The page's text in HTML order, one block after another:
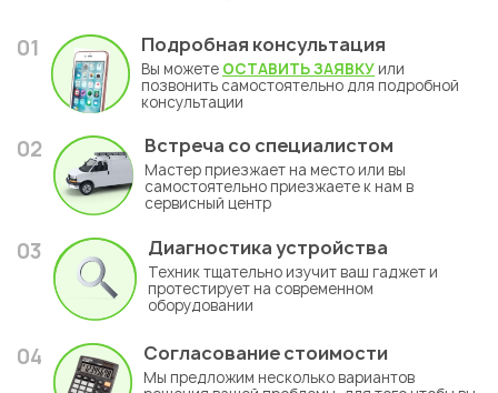
01 Подробная консультация
Вы можете ОСТАВИТЬ ЗАЯВКУ или
позвонить самостоятельно для подробной
консультации
02 Встреча со специалистом
Мастер приезжает на место или вы
самостоятельно приезжаете к нам в
сервисный центр
03 Диагностика устройства
Техник тщательно изучит ваш гаджет и
протестирует на современном
оборудовании
04 Согласование стоимости
Мы предложим несколько вариантов